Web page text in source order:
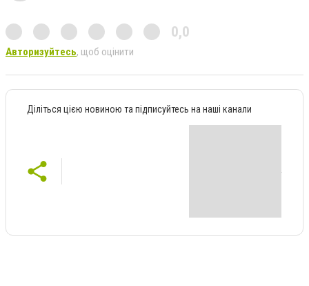
0,0
Авторизуйтесь, щоб оцінити
Діліться цією новиною та підписуйтесь на наші канали